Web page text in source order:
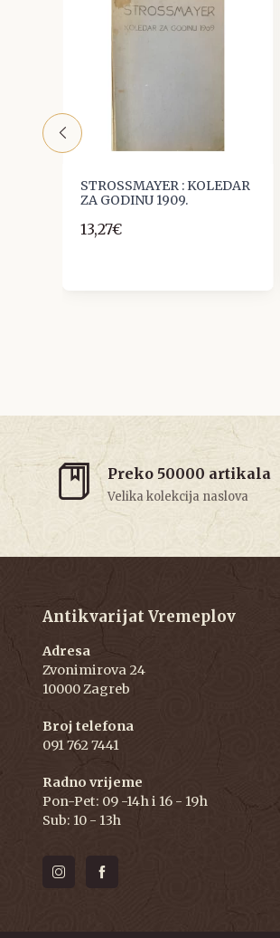
STROSSMAYER : KOLEDAR
ZA GODINU 1909.
13,27€
Preko 50000 artikala
Velika kolekcija naslova
Antikvarijat Vremeplov
Adresa
Zvonimirova 24
10000 Zagreb
Broj telefona
091 762 7441
Radno vrijeme
Pon-Pet: 09 -14h i 16 - 19h
Sub: 10 - 13h